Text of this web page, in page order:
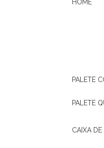
HOME
PALETE
PALETE
CAIXA